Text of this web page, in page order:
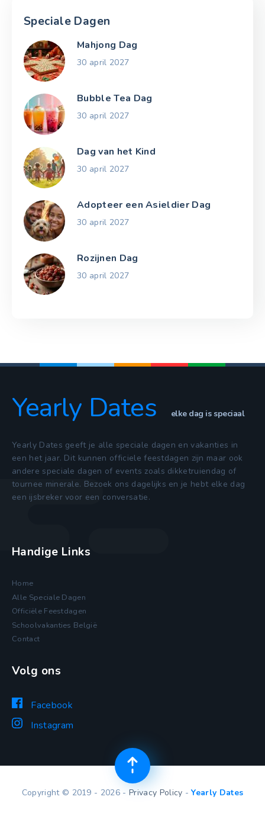
Speciale Dagen
Mahjong Dag
30 april 2027
Bubble Tea Dag
30 april 2027
Dag van het Kind
30 april 2027
Adopteer een Asieldier Dag
30 april 2027
Rozijnen Dag
30 april 2027
Yearly Dates elke dag is speciaal
Yearly Dates geeft je alle speciale dagen en vakanties in
een het jaar. Dit kunnen officiele feestdagen zijn maar ook
andere speciale dagen of events zoals dikketruiendag of
tournee minerale. Bezoek ons dagelijks en je hebt elke dag
een ijsbreker voor een conversatie.
Handige Links
Home
Alle Speciale Dagen
Officiële Feestdagen
Schoolvakanties België
Contact
Volg ons
Facebook
Instagram
Copyright © 2019 - 2026 -Privacy Policy -Yearly Dates